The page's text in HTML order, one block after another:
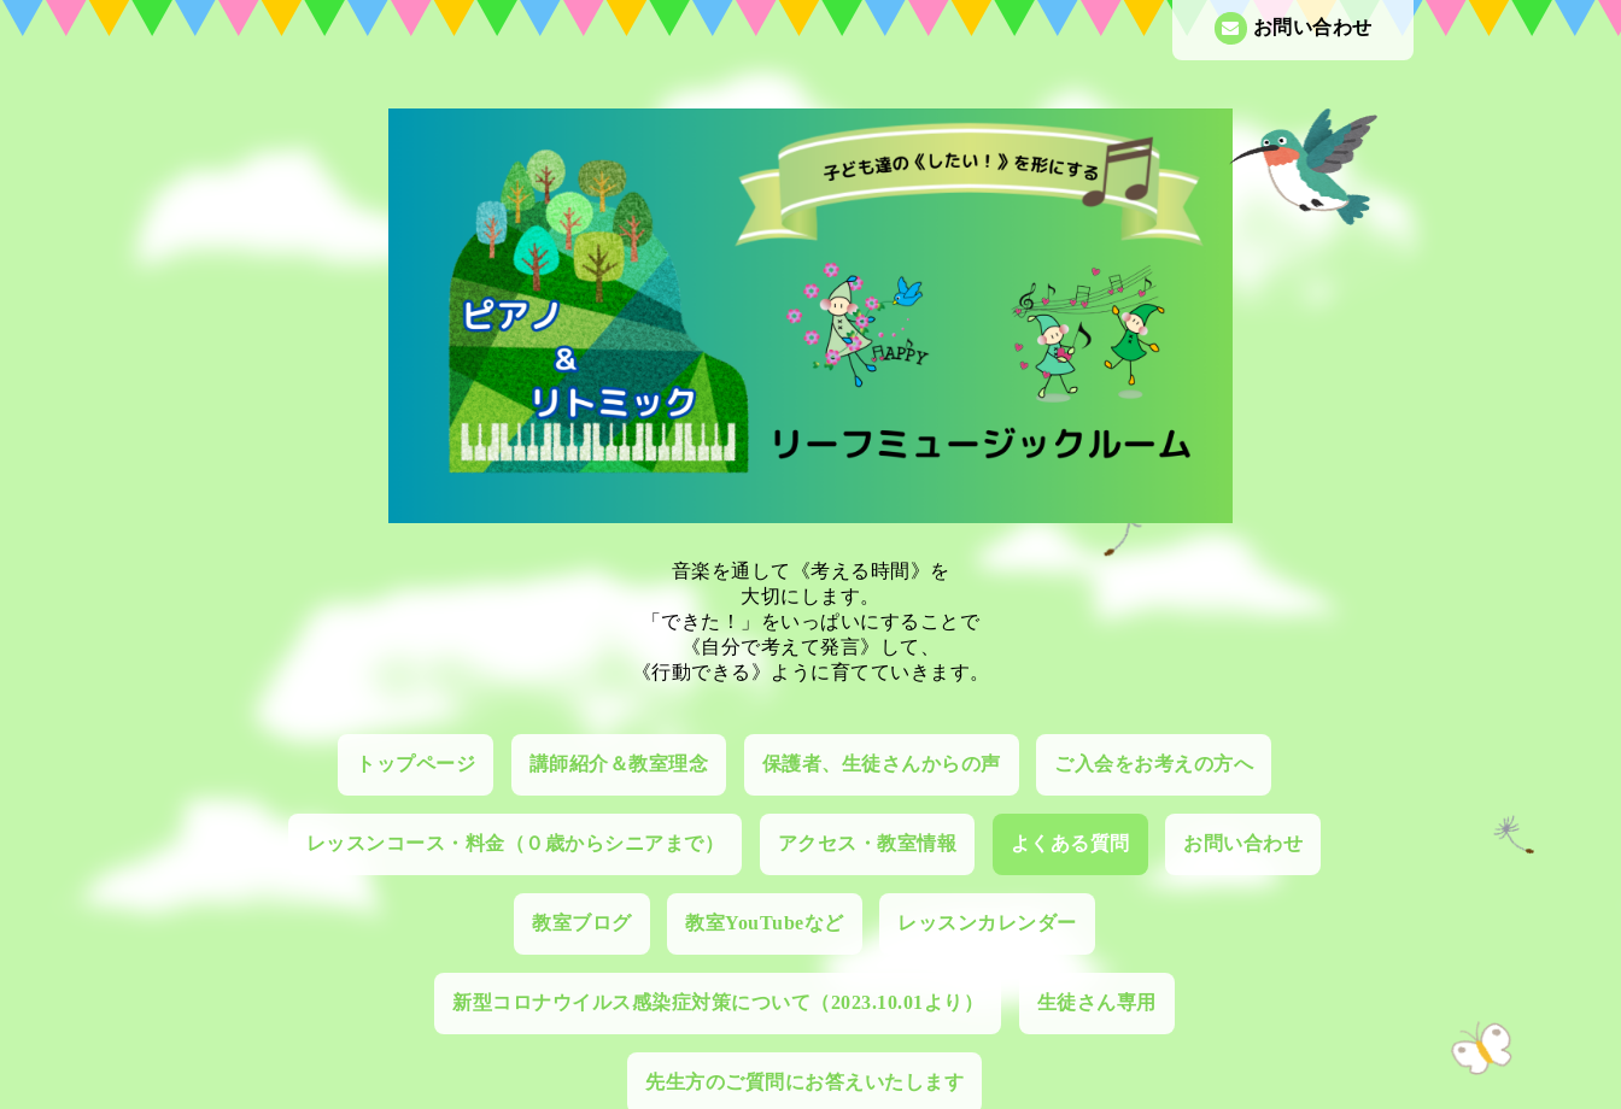
お問い合わせ
音楽を通して《考える時間》を
大切にします。
「できた！」をいっぱいにすることで
《自分で考えて発言》して、
《行動できる》ように育てていきます。
トップページ 講師紹介＆教室理念 保護者、生徒さんからの声 ご入会をお考えの方へ
レッスンコース・料金（０歳からシニアまで） アクセス・教室情報 よくある質問 お問い合わせ
教室ブログ 教室YouTubeなど レッスンカレンダー
新型コロナウイルス感染症対策について（2023.10.01より） 生徒さん専用
先生方のご質問にお答えいたします